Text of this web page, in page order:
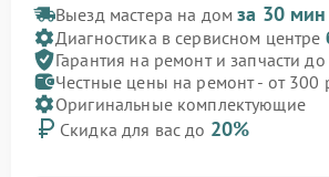
Выезд мастера на домза 30 мин
Диагностика в сервисном центре
Гарантия на ремонт и запчасти до
Честные цены на ремонт - от 300
Оригинальные комплектующие
Скидка для вас до 20%